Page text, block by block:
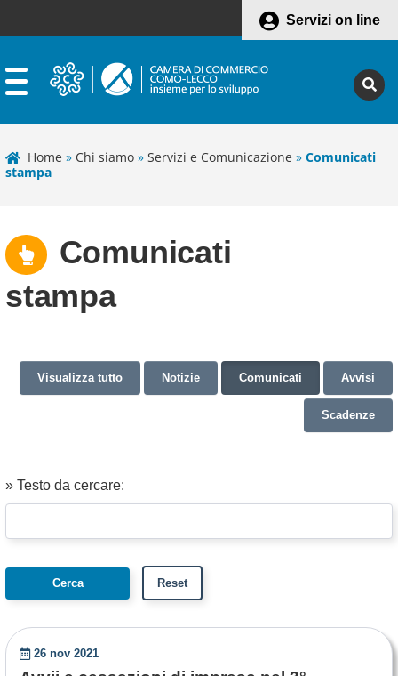
Servizi on line
Home » Chi siamo » Servizi e Comunicazione » Comunicati
stampa
Comunicati
stampa
Visualizza tutto Notizie Comunicati Avvisi
Scadenze
» Testo da cercare:
26 nov 2021